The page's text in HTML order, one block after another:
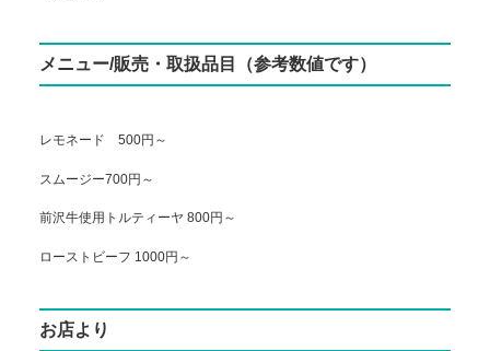
メニュー/販売・取扱品目（参考数値です）
レモネード 500円～
スムージー700円～
前沢牛使用トルティーヤ 800円～
ローストビーフ 1000円～
お店より